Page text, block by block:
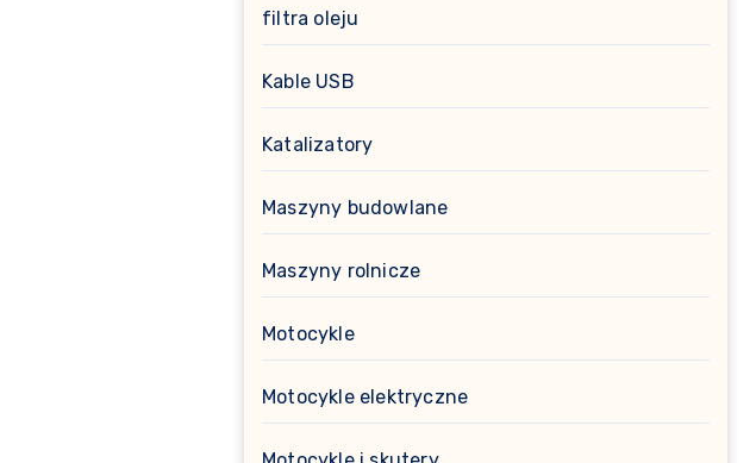
filtra oleju
Kable USB
Katalizatory
Maszyny budowlane
Maszyny rolnicze
Motocykle
Motocykle elektryczne